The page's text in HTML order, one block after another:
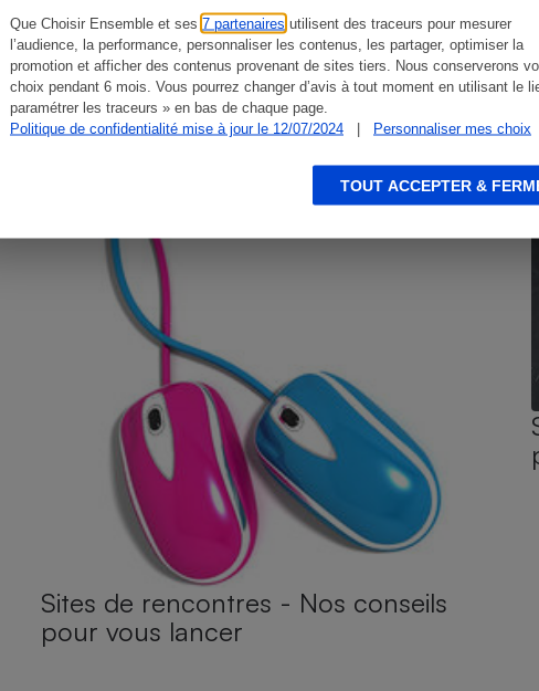
Que Choisir Ensemble et ses 7 partenaires utilisent des traceurs pour mesurer
l’audience, la performance, personnaliser les contenus, les partager, optimiser la
promotion et afficher des contenus provenant de sites tiers. Nous conserverons
choix pendant 6 mois. Vous pourrez changer d’avis à tout moment en utilisant le
paramétrer les traceurs » en bas de chaque page.
Politique de confidentialité mise à jour le 12/07/2024
| Personnaliser mes choix
TOUT ACCEPTER &
CONSEILS
Sites de rencontres - Nos conseils
pour vous lancer